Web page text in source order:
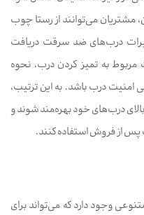
می‌توانند از رستا چوب
درب‌های ضد سرقت دریافت
مربوط به تمیز کردن درب، نحوه
امنیت درب باشد. به این ترتیب،
درب‌های خود بهره‌مند شوند و
پس از فروش استفاده کنند.
وجود دارد که می‌تواند برای